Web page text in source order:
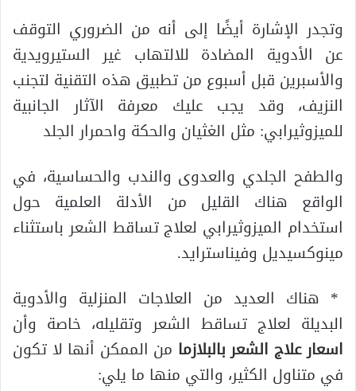
وتجدر الإشارة أيضًا إلى أنه من الضروري التوقف
عن الأدوية المضادة للالتهاب غير الستيرويدية
والأسبرين قبل أسبوع من تطبيق هذه التقنية لتجنب
النزيف، وقد يجب عليك معرفة الآثار الجانبية
للميزوثيرابي: مثل الغثيان والحكة واحمرار الجلد
والطفح الجلدي والعدوى والندب والحساسية، في
الواقع هناك القليل من الأدلة العلمية حول
استخدام الميزوثيرابي لعلاج تساقط الشعر باستثناء
مينوكسيديل وفيناسترايد.
* هناك العديد من العلاجات المنزلية والأدوية
البديلة لعلاج تساقط الشعر وتقليله، خاصة وأن
اسعار علاج الشعر بالبلازما من الممكن أنها لا تكون
في متناول الكثير، والتي منها ما يلي: